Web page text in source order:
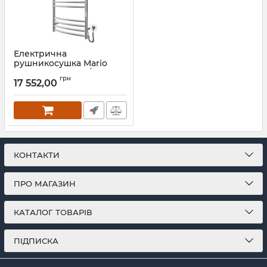
Електрична
рушникосушка Mario
Фенікс-I 830х500/100 TR К
золото лайт сатин
Артикул:2.2.1302.03.P-GLS
17 552,00 грн
КОНТАКТИ
ПРО МАГАЗИН
КАТАЛОГ ТОВАРІВ
ПІДПИСКА